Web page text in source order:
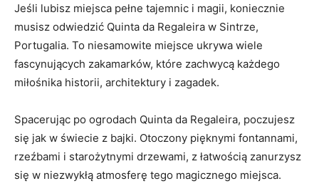
Jeśli lubisz miejsca pełne tajemnic i magii, koniecznie
musisz odwiedzić Quinta da Regaleira w Sintrze,
Portugalia. To niesamowite miejsce ukrywa wiele
fascynujących zakamarków, które zachwycą⁢ każdego
miłośnika historii, architektury i zagadek.
Spacerując ‍po ogrodach Quinta da Regaleira, poczujesz
‍się ⁢jak⁣ w świecie ⁣z bajki. Otoczony pięknymi fontannami,
rzeźbami i starożytnymi drzewami, z łatwością ⁣zanurzysz
się w niezwykłą atmosferę tego ​magicznego miejsca.